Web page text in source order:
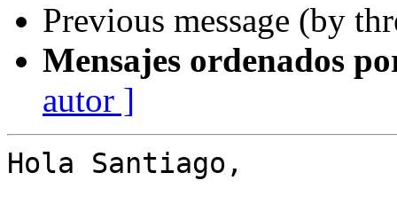
Previous message (by
Mensajes ordenados
autor ]
Hola Santiago,